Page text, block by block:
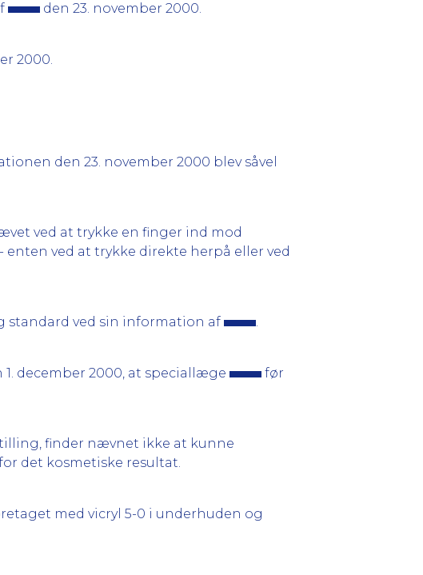
den 23. november 2000.
2000.
den 23. november 2000 blev såvel
ved at trykke en finger ind mod
ved at trykke direkte herpå eller ved
standard ved sin information af .
december 2000, at speciallæge
før
finder nævnet ikke at kunne
det kosmetiske resultat.
med vicryl 5-0 i underhuden og